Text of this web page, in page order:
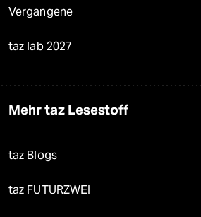
Vergangene
taz lab 2027
Mehr taz Lesestoff
taz Blogs
taz FUTURZWEI